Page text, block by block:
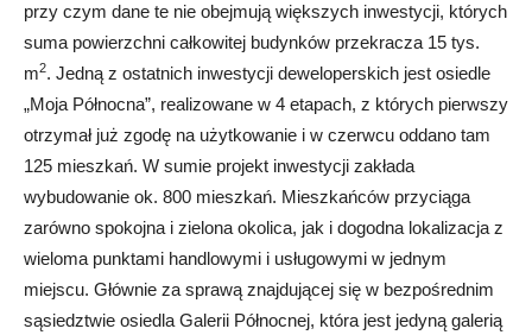
przy czym dane te nie obejmują większych inwestycji, których
suma powierzchni całkowitej budynków przekracza 15 tys.
m2. Jedną z ostatnich inwestycji deweloperskich jest osiedle
„Moja Północna”, realizowane w 4 etapach, z których pierwszy
otrzymał już zgodę na użytkowanie i w czerwcu oddano tam
125 mieszkań. W sumie projekt inwestycji zakłada
wybudowanie ok. 800 mieszkań. Mieszkańców przyciąga
zarówno spokojna i zielona okolica, jak i dogodna lokalizacja z
wieloma punktami handlowymi i usługowymi w jednym
miejscu. Głównie za sprawą znajdującej się w bezpośrednim
sąsiedztwie osiedla Galerii Północnej, która jest jedyną galerią